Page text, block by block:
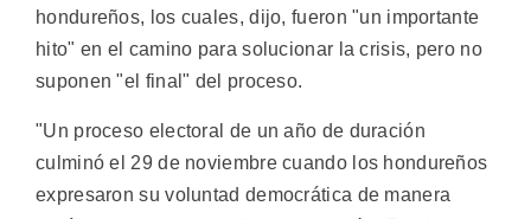
hondureños, los cuales, dijo, fueron "un importante
hito" en el camino para solucionar la crisis, pero no
suponen "el final" del proceso.
"Un proceso electoral de un año de duración
culminó el 29 de noviembre cuando los hondureños
expresaron su voluntad democrática de manera